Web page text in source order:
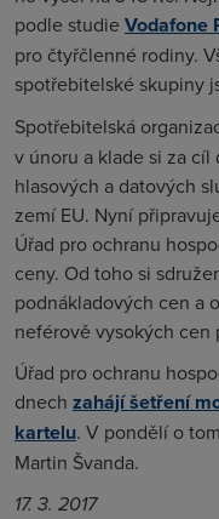
podle studie Vodafone
pro čtyřčlenné rodiny.
spotřebitelské skupiny
Spotřebitelská
v únoru a klade si za
hlasových a datových
zemí EU. Nyní
Úřad pro ochranu
ceny. Od toho si
podnákladových cen a
neférově vysokých
Úřad pro ochranu
dnech zahájí šetření
kartelu. V pondělí o
Martin Švanda.
17. 3. 2017